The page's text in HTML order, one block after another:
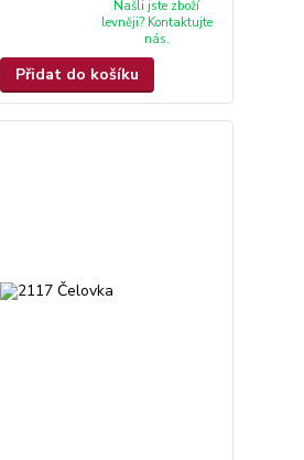
Našli jste zboží
levněji? Kontaktujte
nás.
Přidat do košíku